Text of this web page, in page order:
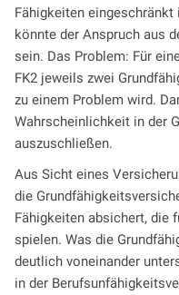
Fähigkeiten eingeschränkt
könnte der Anspruch aus
sein. Das Problem: Für
FK2 jeweils zwei
zu einem Problem wird.
Wahrscheinlichkeit in der
auszuschließen.
Aus Sicht eines
die
Fähigkeiten absichert, die
spielen. Was die
deutlich voneinander
in der